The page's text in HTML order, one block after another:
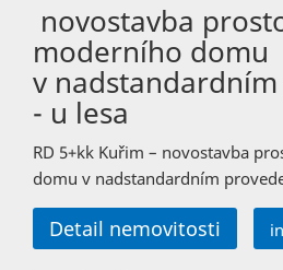
novostavba
moderního domu
v
- u lesa
RD 5+kk Kuřim – novostavba
domu v nadstandardním
Detail nemovitosti